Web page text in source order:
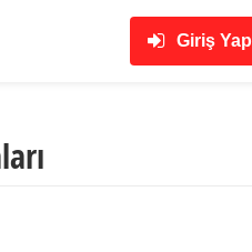
Giriş Yap